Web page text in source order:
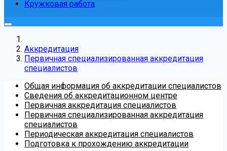
Кружковая работа
Аккредитация
Первичная специализированная аккредитация
специалистов
Общая информация об аккредитации специалистов
Сведения об аккредитационном центре
Первичная аккредитация специалистов
Первичная специализированная аккредитация
специалистов
Периодическая аккредитация специалистов
Подготовка к прохождению аккредитации